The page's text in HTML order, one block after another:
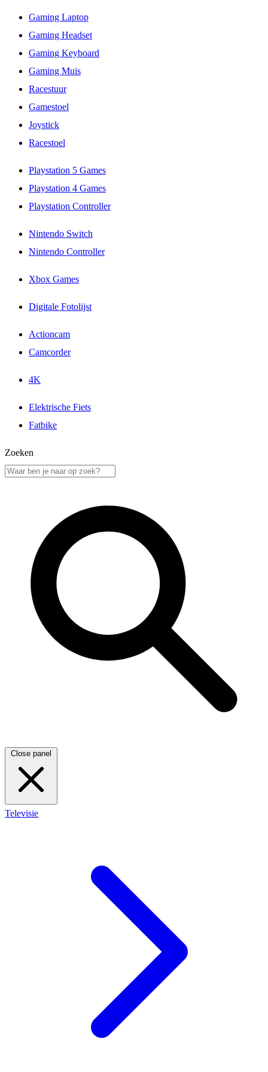
Gaming Laptop
Gaming Headset
Gaming Keyboard
Gaming Muis
Racestuur
Gamestoel
Joystick
Racestoel
Playstation 5 Games
Playstation 4 Games
Playstation Controller
Nintendo Switch
Nintendo Controller
Xbox Games
Digitale Fotolijst
Actioncam
Camcorder
4K
Elektrische Fiets
Fatbike
Zoeken
Close panel
Televisie